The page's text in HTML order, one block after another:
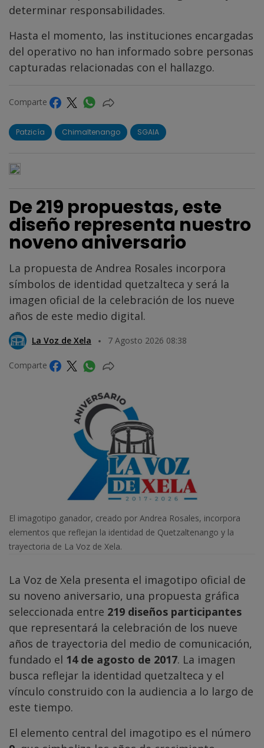
determinar responsabilidades.
Hasta el momento, las instituciones encargadas
del operativo no han informado sobre personas
capturadas relacionadas con el hallazgo.
Comparte
Patzicía Chimaltenango SGAIA
De 219 propuestas, este
diseño representa nuestro
noveno aniversario
La propuesta de Andrea Rosales incorpora
símbolos de identidad quetzalteca y será la
imagen oficial de la celebración de los nueve
años de este medio digital.
La Voz de Xela 7 Agosto 2026 08:38
Comparte
El imagotipo ganador, creado por Andrea Rosales, incorpora
elementos que reflejan la identidad de Quetzaltenango y la
trayectoria de La Voz de Xela.
La Voz de Xela presenta el imagotipo oficial de
su noveno aniversario, una propuesta gráfica
seleccionada entre 219 diseños participantes
que representará la celebración de los nueve
años de trayectoria del medio de comunicación,
fundado el 14 de agosto de 2017. La imagen
busca reflejar la identidad quetzalteca y el
vínculo construido con la audiencia a lo largo de
este tiempo.
El elemento central del imagotipo es el número